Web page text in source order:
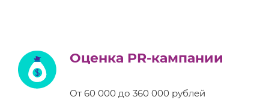
Оценка PR-кампании
От 60 000 до 360 000 рублей